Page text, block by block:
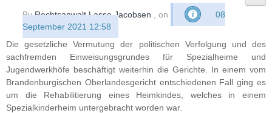
ByRechtsanwalt Lasse Jacobsen , on
08
September 2021 12:58
Die gesetzliche Vermutung der politischen Verfolgung und des
sachfremden Einweisungsgrundes für Spezialheime und
Jugendwerkhöfe beschäftigt weiterhin die Gerichte. In einem vom
Brandenburgischen Oberlandesgericht entschiedenen Fall ging es
um die Rehabilitierung eines Heimkindes, welches in einem
Spezialkinderheim untergebracht worden war.